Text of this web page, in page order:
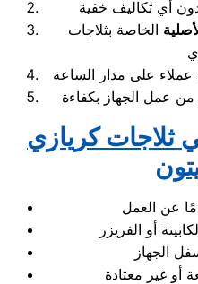
الخاصة بثلاجات
ثلاجات كريازي